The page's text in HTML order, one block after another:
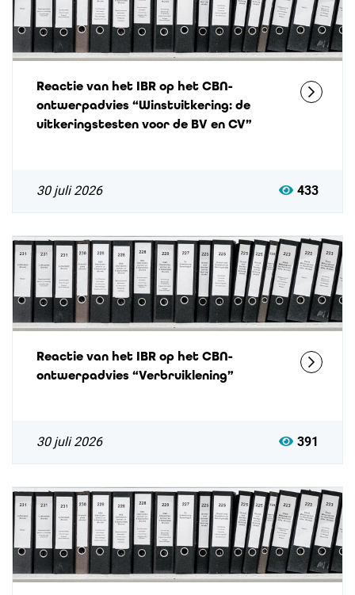
Reactie van het IBR op het CBN-
ontwerpadvies “Winstuitkering: de
uitkeringstesten voor de BV en CV”
30 juli 2026 433
Reactie van het IBR op het CBN-
ontwerpadvies “Verbruiklening”
30 juli 2026 391